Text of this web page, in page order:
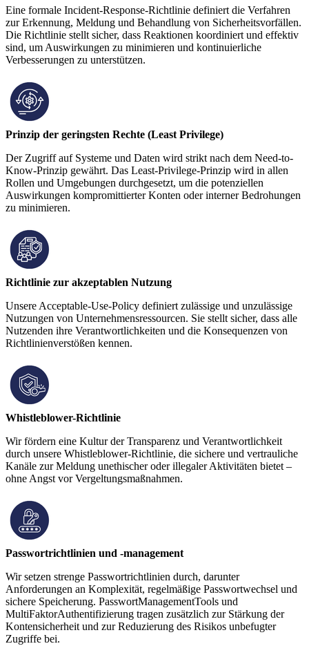
Eine formale Incident-Response-Richtlinie definiert die Verfahren
zur Erkennung, Meldung und Behandlung von Sicherheitsvorfällen.
Die Richtlinie stellt sicher, dass Reaktionen koordiniert und effektiv
sind, um Auswirkungen zu minimieren und kontinuierliche
Verbesserungen zu unterstützen.
Prinzip der geringsten Rechte (Least Privilege)
Der Zugriff auf Systeme und Daten wird strikt nach dem Need-to-
Know-Prinzip gewährt. Das Least-Privilege-Prinzip wird in allen
Rollen und Umgebungen durchgesetzt, um die potenziellen
Auswirkungen kompromittierter Konten oder interner Bedrohungen
zu minimieren.
Richtlinie zur akzeptablen Nutzung
Unsere Acceptable-Use-Policy definiert zulässige und unzulässige
Nutzungen von Unternehmensressourcen. Sie stellt sicher, dass alle
Nutzenden ihre Verantwortlichkeiten und die Konsequenzen von
Richtlinienverstößen kennen.
Whistleblower-Richtlinie
Wir fördern eine Kultur der Transparenz und Verantwortlichkeit
durch unsere Whistleblower-Richtlinie, die sichere und vertrauliche
Kanäle zur Meldung unethischer oder illegaler Aktivitäten bietet –
ohne Angst vor Vergeltungsmaßnahmen.
Passwortrichtlinien und -management
Wir setzen strenge Passwortrichtlinien durch, darunter
Anforderungen an Komplexität, regelmäßige Passwortwechsel und
sichere Speicherung. PasswortManagementTools und
MultiFaktorAuthentifizierung tragen zusätzlich zur Stärkung der
Kontensicherheit und zur Reduzierung des Risikos unbefugter
Zugriffe bei.